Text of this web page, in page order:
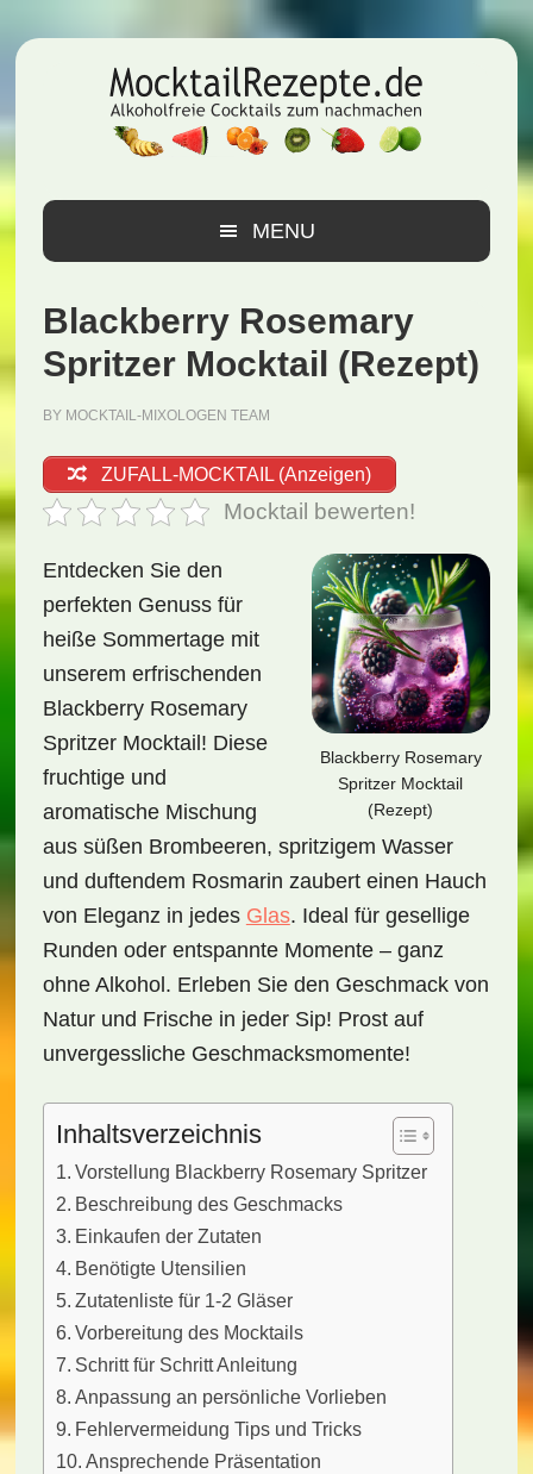
Hauptnavigation
Inhalt
Seitenspalte
MENU
Blackberry Rosemary
Spritzer Mocktail (Rezept)
BY MOCKTAIL-MIXOLOGEN TEAM
ZUFALL-MOCKTAIL (Anzeigen)
Mocktail bewerten!
Blackberry Rosemary
Spritzer Mocktail
(Rezept)
Entdecken Sie den
perfekten Genuss für
heiße Sommertage mit
unserem erfrischenden
Blackberry Rosemary
Spritzer Mocktail! Diese
fruchtige und
aromatische Mischung
aus süßen Brombeeren, spritzigem Wasser
und duftendem Rosmarin zaubert einen Hauch
von Eleganz in jedes Glas. Ideal für gesellige
Runden oder entspannte Momente – ganz
ohne Alkohol. Erleben Sie den Geschmack von
Natur und Frische in jeder Sip! Prost auf
unvergessliche Geschmacksmomente!
Inhaltsverzeichnis
Vorstellung Blackberry Rosemary Spritzer
Beschreibung des Geschmacks
Einkaufen der Zutaten
Benötigte Utensilien
Zutatenliste für 1-2 Gläser
Vorbereitung des Mocktails
Schritt für Schritt Anleitung
Anpassung an persönliche Vorlieben
Fehlervermeidung Tips und Tricks
Ansprechende Präsentation